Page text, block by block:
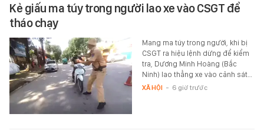
Kẻ giấu ma túy trong người lao xe vào CSGT để
tháo chạy
Mang ma túy trong người, khi bị
CSGT ra hiệu lệnh dừng để kiểm
tra, Dương Minh Hoàng (Bắc
Ninh) lao thẳng xe vào cảnh sát…
XÃ HỘI - 6 giờ trước